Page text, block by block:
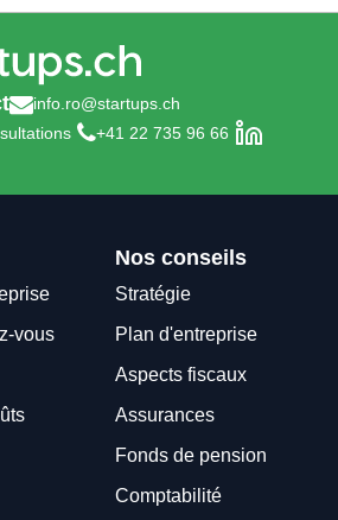
info.ro@startups.ch
+41 22 735 96 66
vous
Nos conseils
Stratégie
Plan d'entreprise
Aspects fiscaux
Assurances
Fonds de pension
Comptabilité